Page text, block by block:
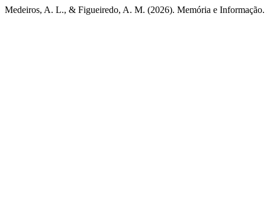
Medeiros, A. L., & Figueiredo, A. M. (2026). Memória e Informação.